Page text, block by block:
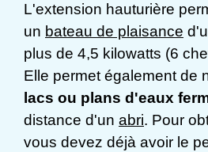
L'extension hauturière
un bateau de plaisance
plus de 4,5 kilowatts (6
Elle permet également de
lacs ou plans d'eaux
distance d'un abri. Pour
vous devez déjà avoir le